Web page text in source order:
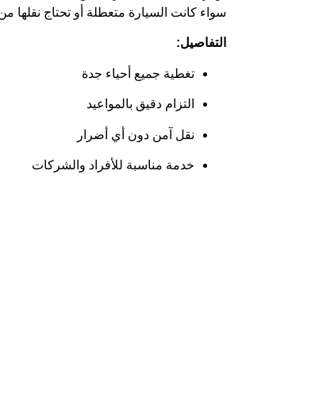
سواء كانت السيارة متعطلة أو تحتاج
التفاصيل:
تغطية جميع أحياء جدة
التزام دقيق بالمواعيد
نقل آمن دون أي أضرار
خدمة مناسبة للأفراد والشركات